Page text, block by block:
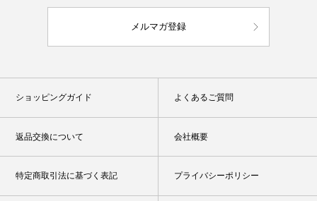
メルマガ登録
ショッピングガイド よくあるご質問
返品交換について 会社概要
特定商取引法に基づく表記 プライバシーポリシー